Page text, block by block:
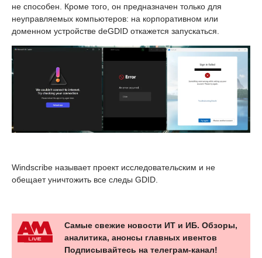
не способен. Кроме того, он предназначен только для
неуправляемых компьютеров: на корпоративном или
доменном устройстве deGDID откажется запускаться.
Windscribe называет проект исследовательским и не
обещает уничтожить все следы GDID.
Самые свежие новости ИТ и ИБ. Обзоры,
аналитика, анонсы главных ивентов
Подписывайтесь на телеграм-канал!